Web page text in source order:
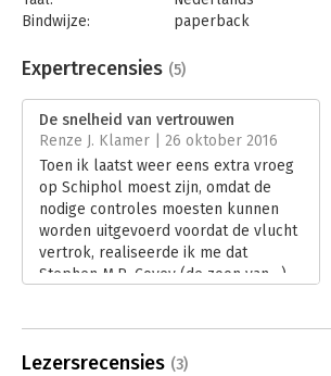
Bindwijze:
paperback
Uitgever:
Business Contact
Verschijningsdatum:
Hoofdrubriek: Algemeen management
Expertrecensies (5)
De snelheid van vertrouwen
Renze J. Klamer | 26 oktober 2016
Toen ik laatst weer eens extra vroeg
op Schiphol moest zijn, omdat de
nodige controles moesten kunnen
worden uitgevoerd voordat de vlucht
vertrok, realiseerde ik me dat
Stephen M.R. Covey (de zoon van…)
Lezersrecensies (3)